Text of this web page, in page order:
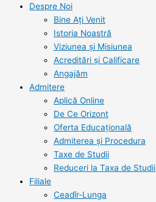
Despre Noi
Bine Ați Venit
Istoria Noastră
Viziunea şi Misiunea
Acreditări şi Calificare
Angajăm
Admitere
Aplică Online
De Ce Orizont
Oferta Educațională
Admiterea și Procedura
Taxe de Studii
Reduceri la Taxa de Studii
Filiale
Ceadîr-Lunga